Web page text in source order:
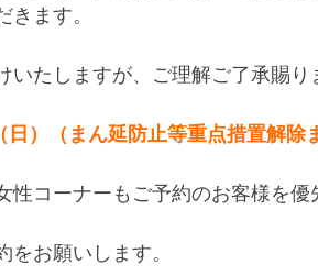
きます。
いたしますが、ご理解ご了承賜り
）（まん延防止等重点措置解除
性コーナーもご予約のお客様を優
お願いします。